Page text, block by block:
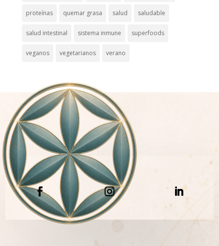
proteínas quemar grasa salud saludable
salud intestinal sistema inmune superfoods
veganos vegetarianos verano